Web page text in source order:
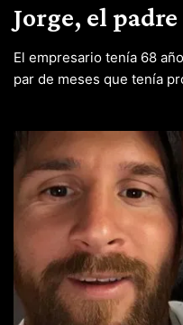
Jorge, el
El empresario tenía 68
par de meses que tenía